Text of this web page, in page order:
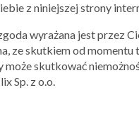
z niniejszej strony
wyrażana jest przez
ze skutkiem od
skutkować
Sp. z o.o.